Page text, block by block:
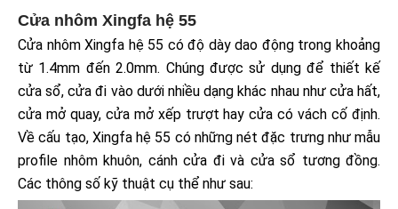
Cửa nhôm Xingfa hệ 55
Cửa nhôm Xingfa hệ 55 có độ dày dao động trong khoảng
từ 1.4mm đến 2.0mm. Chúng được sử dụng để thiết kế
cửa sổ, cửa đi vào dưới nhiều dạng khác nhau như cửa hất,
cửa mở quay, cửa mở xếp trượt hay cửa có vách cố định.
Về cấu tạo, Xingfa hệ 55 có những nét đặc trưng như mẫu
profile nhôm khuôn, cánh cửa đi và cửa sổ tương đồng.
Các thông số kỹ thuật cụ thể như sau: